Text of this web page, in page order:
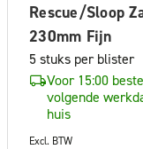
Rescue/Sloop
230mm Fijn
5 stuks per blister
Voor 15:00
volgende
huis
Excl. BTW